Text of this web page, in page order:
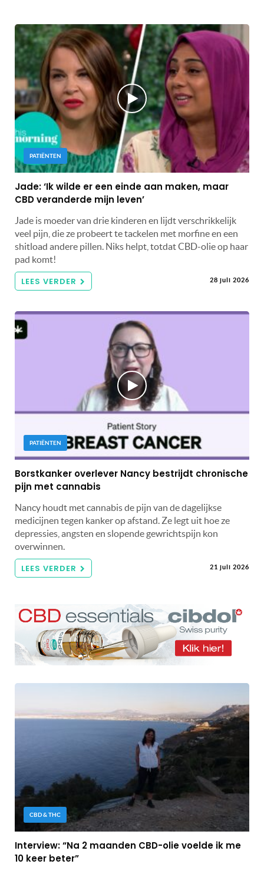
PATIËNTEN
Jade: ‘Ik wilde er een einde aan maken, maar
CBD veranderde mijn leven’
Jade is moeder van drie kinderen en lijdt verschrikkelijk
veel pijn, die ze probeert te tackelen met morfine en een
shitload andere pillen. Niks helpt, totdat CBD-olie op haar
pad komt!
LEES VERDER 28 juli 2026
PATIËNTEN
Borstkanker overlever Nancy bestrijdt chronische
pijn met cannabis
Nancy houdt met cannabis de pijn van de dagelijkse
medicijnen tegen kanker op afstand. Ze legt uit hoe ze
depressies, angsten en slopende gewrichtspijn kon
overwinnen.
LEES VERDER 21 juli 2026
CBD & THC
Interview: “Na 2 maanden CBD-olie voelde ik me
10 keer beter”